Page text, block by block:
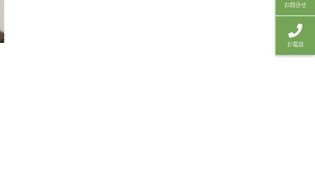
お問合せ
お電話